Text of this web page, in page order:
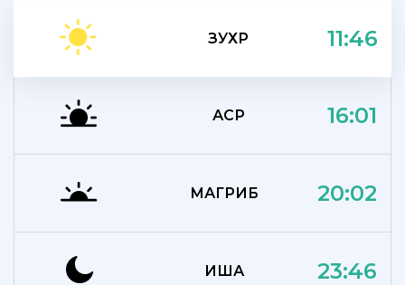
ЗУХР 11:46
АСР 16:01
МАГРИБ 20:02
ИША 23:46